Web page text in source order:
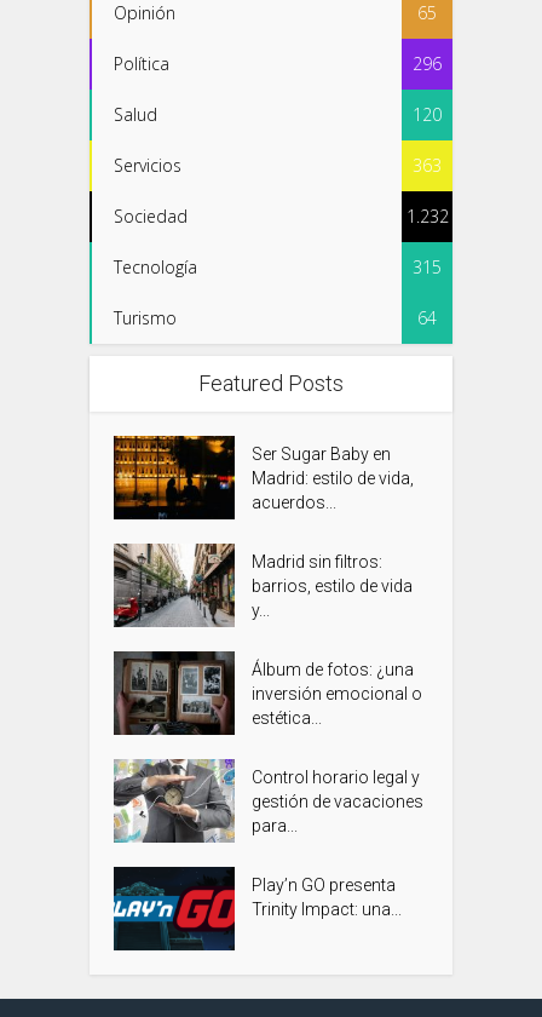
Opinión 65
Política 296
Salud 120
Servicios 363
Sociedad 1.232
Tecnología 315
Turismo 64
Featured Posts
Ser Sugar Baby en
Madrid: estilo de vida,
acuerdos...
Madrid sin filtros:
barrios, estilo de vida
y...
Álbum de fotos: ¿una
inversión emocional o
estética...
Control horario legal y
gestión de vacaciones
para...
Play’n GO presenta
Trinity Impact: una...